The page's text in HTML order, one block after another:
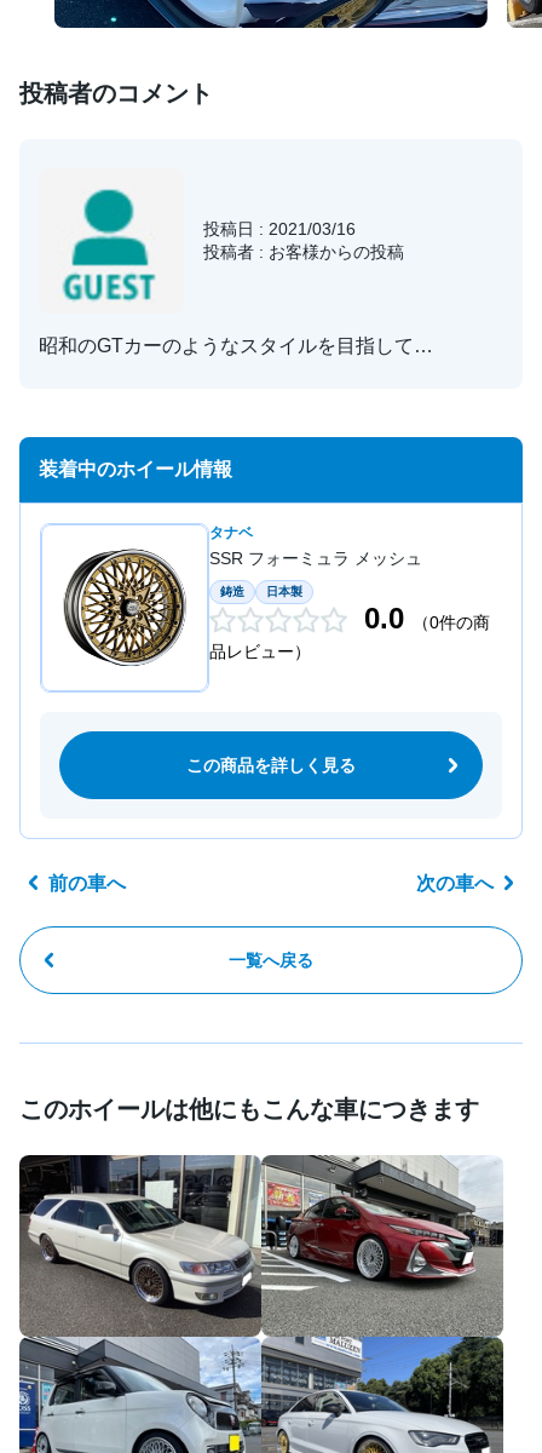
投稿者のコメント
投稿日 : 2021/03/16
投稿者 : お客様からの投稿
昭和のGTカーのようなスタイルを目指して…
装着中のホイール情報
タナベ
SSR フォーミュラ メッシュ
鋳造 日本製
0.0
（0件の商
品レビュー）
この商品を詳しく見る
前の車へ
一覧へ戻る
次の車へ
このホイールは他にもこんな車につきます